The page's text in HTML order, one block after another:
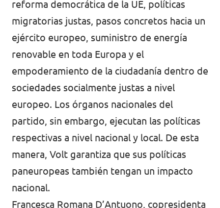
reforma democrática de la UE, políticas
migratorias justas, pasos concretos hacia un
ejército europeo, suministro de energía
renovable en toda Europa y el
empoderamiento de la ciudadanía dentro de
sociedades socialmente justas a nivel
europeo. Los órganos nacionales del
partido, sin embargo, ejecutan las políticas
respectivas a nivel nacional y local. De esta
manera, Volt garantiza que sus políticas
paneuropeas también tengan un impacto
nacional.
Francesca Romana D’Antuono, copresidenta